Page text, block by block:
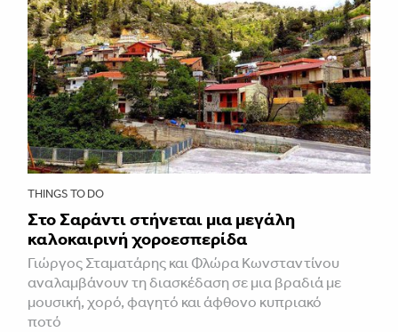
THINGS TO DO
Στο Σαράντι στήνεται μια μεγάλη
καλοκαιρινή χοροεσπερίδα
Γιώργος Σταματάρης και Φλώρα Κωνσταντίνου
αναλαμβάνουν τη διασκέδαση σε μια βραδιά με
μουσική, χορό, φαγητό και άφθονο κυπριακό
ποτό